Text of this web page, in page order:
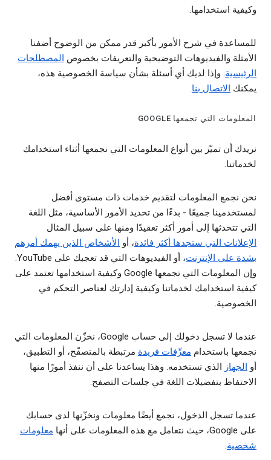
وكيفية استخدامها.
للمساعدة في شرح الأمور بأكبر قدر ممكن من الوضوح أضفنا
الأمثلة والفيديوهات التوضيحية والتعريفات بخصوص المصطلحات
الرئيسية. وإذا لديك أي أسئلة بشأن سياسة الخصوصية هذه،
يمكنك الاتصال بنا.
المعلومات التي تجمعها GOOGLE
نريدك أن تميّز بين أنواع المعلومات التي نجمعها أثناء استخدامك
لخدماتنا.
نحن نجمع المعلومات لتقديم خدمات ذات مستوى أفضل
لمستخدمينا جميعًا - بدءًا من تحديد الأمور الأساسية، مثل اللغة
التي تتحدثها إلى أمور أكثر تعقيدًا ومنها على سبيل المثال
الإعلانات التي ستجدها أكثر فائدة، أو الأشخاص الذين يهمك أمرهم
بشدة على الإنترنت
، أو الفيديوهات التي قد تعجبك على YouTube.
وإن المعلومات التي تجمعها Google وكيفية استخدامها تعتمد على
كيفية استخدامك لخدماتنا وكيفية إدارتك لعناصر التحكم في
الخصوصية.
عندما لا تسجل دخولك إلى حساب Google، نخزّن المعلومات التي
نجمعها باستخدام معرِّفات فريدة مرتبطة بالمتصفّح، أو التطبيق،
أو الجهاز الذي تستخدمه. وهذا يساعدنا على أن ننفذ أمورًا منها
الاحتفاظ بتفضيلات اللغة في جلسات التصفح.
عندما تسجل الدخول، نجمع أيضًا معلومات ونخزّنها لدى حسابك
على Google، حيث نتعامل مع هذه المعلومات على أنها
معلومات
شخصية.